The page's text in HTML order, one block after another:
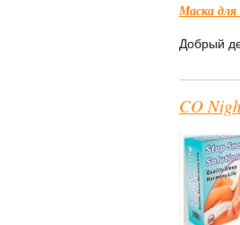
Маска
Добрый
CO